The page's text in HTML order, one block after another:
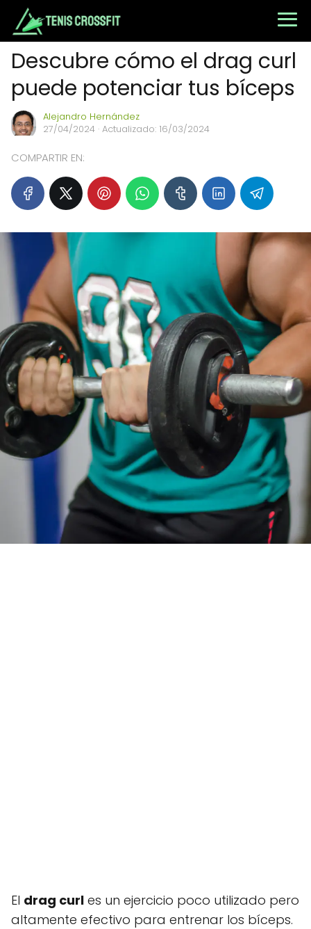
Descubre cómo el drag curl
puede potenciar tus bíceps
Alejandro Hernández
27/04/2024 · Actualizado: 16/03/2024
COMPARTIR EN:
El drag curl es un ejercicio poco utilizado pero
altamente efectivo para entrenar los bíceps.